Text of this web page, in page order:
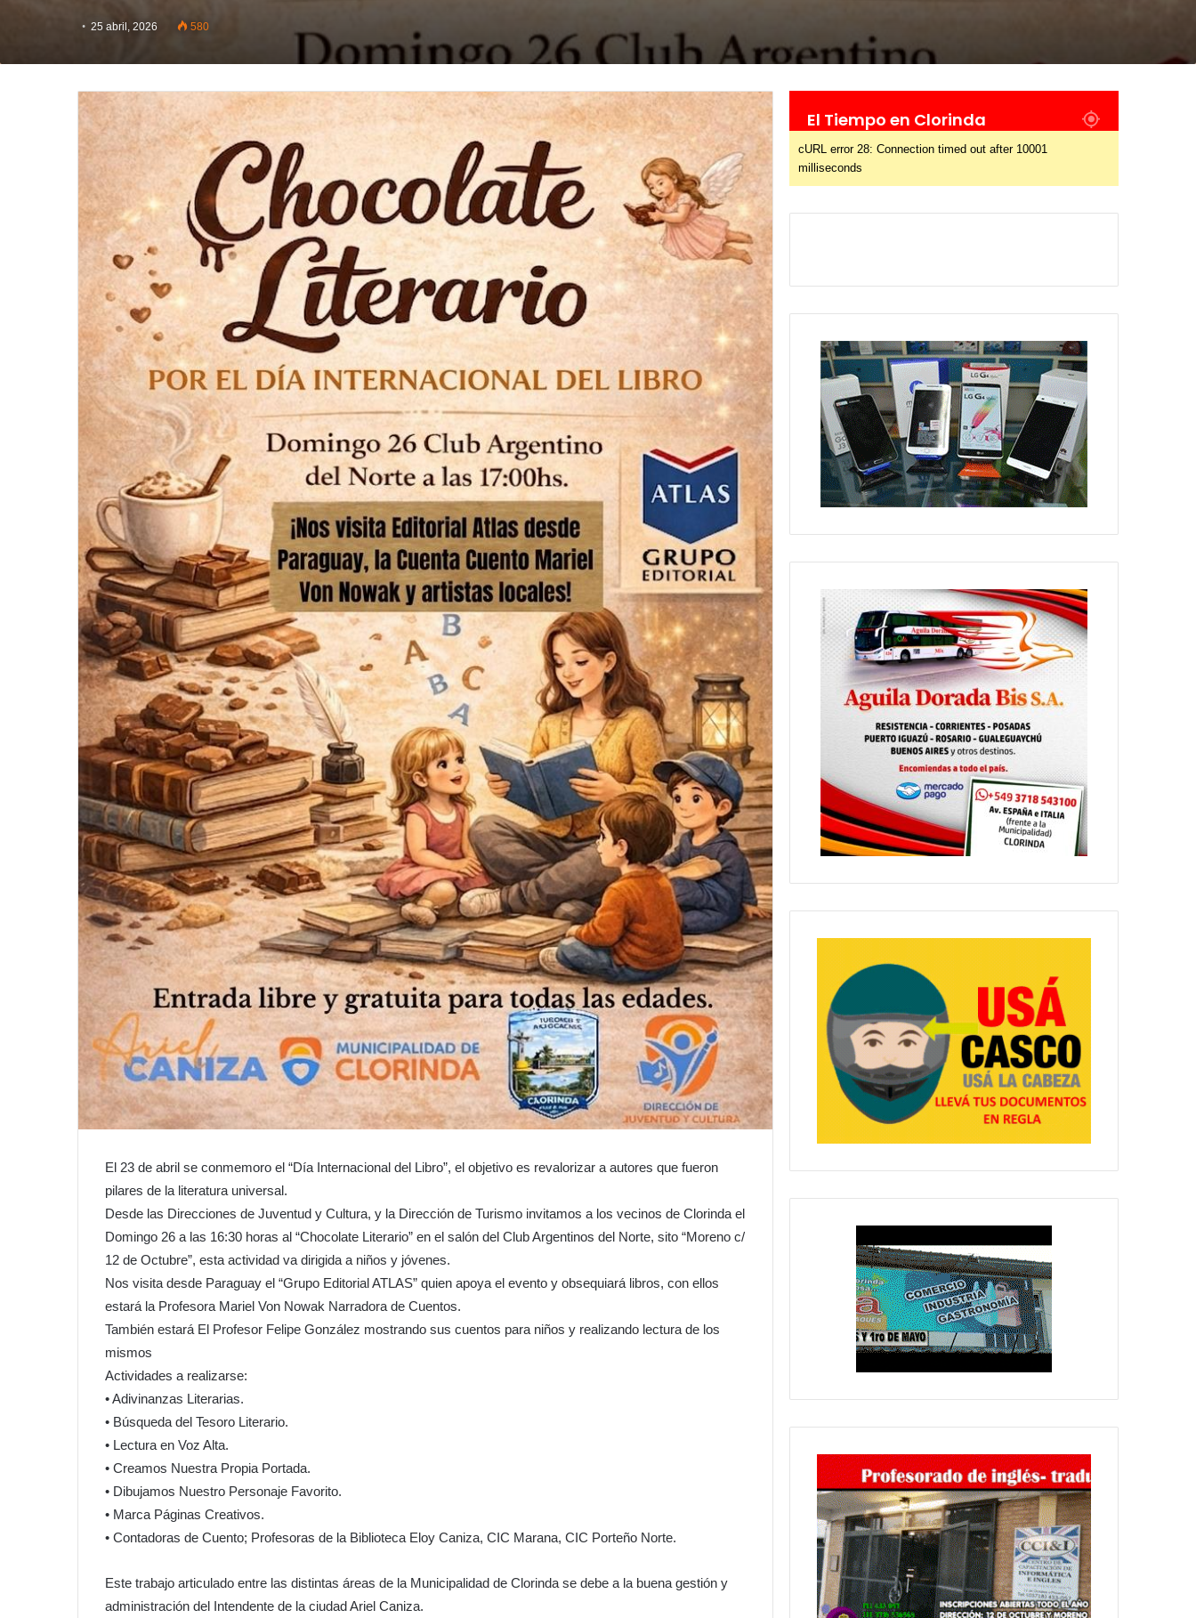
25 abril, 2026 580
El 23 de abril se conmemoro el “Día Internacional del Libro”, el objetivo es revalorizar a autores que fueron
pilares de la literatura universal.
Desde las Direcciones de Juventud y Cultura, y la Dirección de Turismo invitamos a los vecinos de Clorinda el
Domingo 26 a las 16:30 horas al “Chocolate Literario” en el salón del Club Argentinos del Norte, sito “Moreno c/
12 de Octubre”, esta actividad va dirigida a niños y jóvenes.
Nos visita desde Paraguay el “Grupo Editorial ATLAS” quien apoya el evento y obsequiará libros, con ellos
estará la Profesora Mariel Von Nowak Narradora de Cuentos.
También estará El Profesor Felipe González mostrando sus cuentos para niños y realizando lectura de los
mismos
Actividades a realizarse:
• Adivinanzas Literarias.
• Búsqueda del Tesoro Literario.
• Lectura en Voz Alta.
• Creamos Nuestra Propia Portada.
• Dibujamos Nuestro Personaje Favorito.
• Marca Páginas Creativos.
• Contadoras de Cuento; Profesoras de la Biblioteca Eloy Caniza, CIC Marana, CIC Porteño Norte.
Este trabajo articulado entre las distintas áreas de la Municipalidad de Clorinda se debe a la buena gestión y
administración del Intendente de la ciudad Ariel Caniza.
El Tiempo en Clorinda
cURL error 28: Connection timed out after 10001
milliseconds